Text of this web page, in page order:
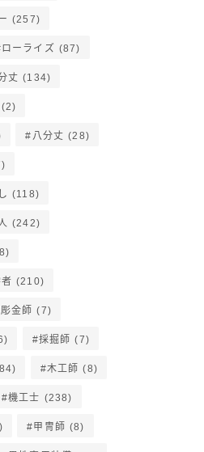
(257)
ローライズ (87)
丈 (134)
(2)
八分丈 (28)
(118)
(242)
(210)
彫金師 (7)
採掘師 (7)
木工師 (8)
機工士 (238)
甲冑師 (8)